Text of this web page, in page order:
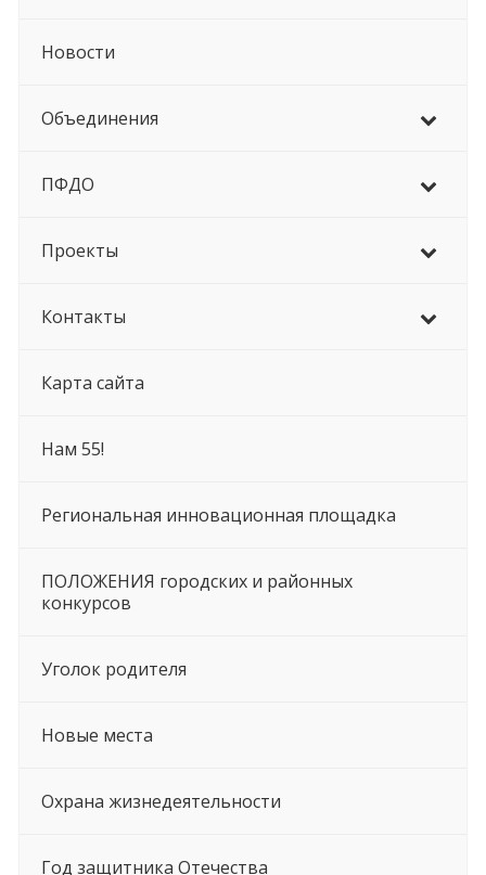
Новости
Объединения
ПФДО
Проекты
Контакты
Карта сайта
Нам 55!
Региональная инновационная площадка
ПОЛОЖЕНИЯ городских и районных
конкурсов
Уголок родителя
Новые места
Охрана жизнедеятельности
Год защитника Отечества